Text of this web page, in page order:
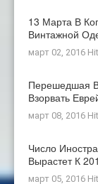
13 Марта В
Винтажной
март 02, 2016
Перешедшая
Взорвать
март 08, 2016
Число
Вырастет К
март 05, 2016